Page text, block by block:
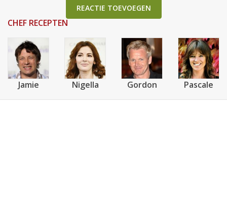
REACTIE TOEVOEGEN
CHEF RECEPTEN
Jamie Nigella Gordon Pascale